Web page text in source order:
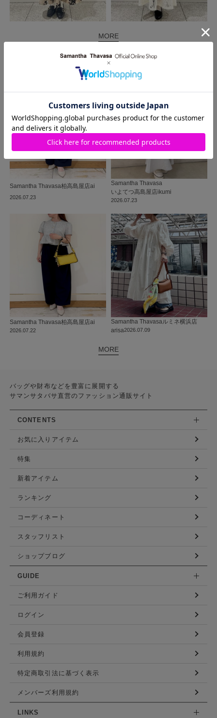
MORE
同じ商品を使った コーディネート
2026.07.23
Samantha Thavasa柏高島屋店ai
2026.07.23
Samantha Thavasa
いよてつ高島屋店ikumi
2026.07.22
Samantha Thavasa柏高島屋店ai
2026.07.09
Samantha Thavasaルミネ横浜店
arisa
MORE
バッグや財布などを豊富に展開する
サマンサタバサ直営のファッション通販サイト
CONTENTS
お気に入りアイテム
特集
新着アイテム
ランキング
コーディネート
スタッフリスト
ショップブログ
GUIDE
ご利用ガイド
ログイン
会員登録
利用規約
特定商取引法に基づく表示
メンバーズ利用規約
LINKS